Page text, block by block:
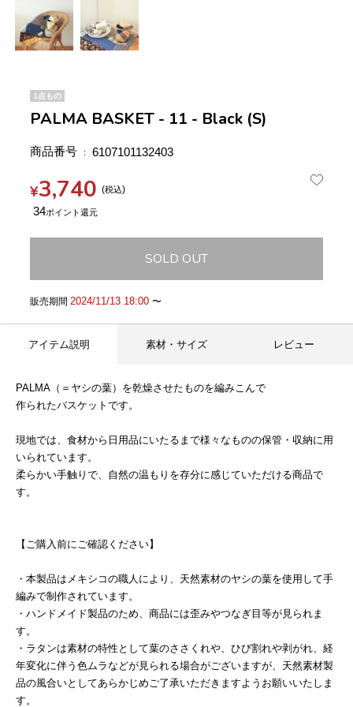
1点もの
PALMA BASKET - 11 - Black (S)
商品番号 6107101132403
¥3,740 税込
34
SOLD OUT
販売期間 2024/11/13 18:00〜
アイテム説明 素材・サイズ レビュー
PALMA（＝ヤシの葉）を乾燥させたものを編みこんで
作られたバスケットです。
現地では、食材から日用品にいたるまで様々なものの保管・収納に用
いられています。
柔らかい手触りで、自然の温もりを存分に感じていただける商品で
す。
【ご購入前にご確認ください】
・本製品はメキシコの職人により、天然素材のヤシの葉を使用して手
編みで制作されています。
・ハンドメイド製品のため、商品には歪みやつなぎ目等が見られま
す。
・ラタンは素材の特性として葉のささくれや、ひび割れや剥がれ、経
年変化に伴う色ムラなどが見られる場合がございますが、天然素材製
品の風合いとしてあらかじめご了承いただきますようお願いいたしま
す。